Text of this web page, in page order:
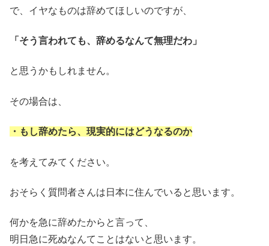
で、イヤなものは辞めてほしいのですが、
「そう言われても、辞めるなんて無理だわ」
と思うかもしれません。
その場合は、
・もし辞めたら、現実的にはどうなるのか
を考えてみてください。
おそらく質問者さんは日本に住んでいると思います。
何かを急に辞めたからと言って、
明日急に死ぬなんてことはないと思います。